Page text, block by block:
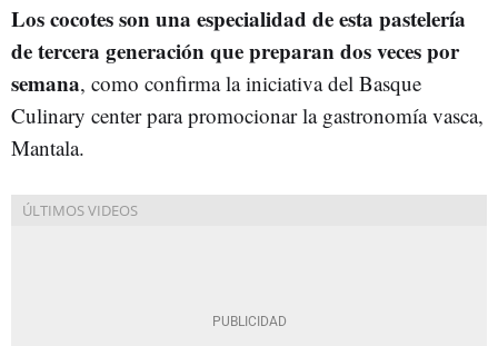
Los cocotes son una especialidad de esta pastelería
de tercera generación que preparan dos veces por
semana, como confirma la iniciativa del Basque
Culinary center para promocionar la gastronomía vasca,
Mantala.